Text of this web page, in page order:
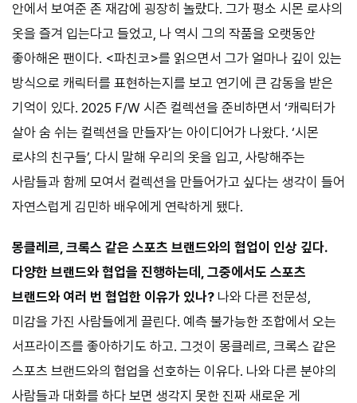
안에서 보여준 존 재감에 굉장히 놀랐다. 그가 평소 시몬 로샤의
옷을 즐겨 입는다고 들었고, 나 역시 그의 작품을 오랫동안
좋아해온 팬이다. <파친코>를 읽으면서 그가 얼마나 깊이 있는
방식으로 캐릭터를 표현하는지를 보고 연기에 큰 감동을 받은
기억이 있다. 2025 F/W 시즌 컬렉션을 준비하면서 ‘캐릭터가
살아 숨 쉬는 컬렉션을 만들자’는 아이디어가 나왔다. ‘시몬
로샤의 친구들’, 다시 말해 우리의 옷을 입고, 사랑해주는
사람들과 함께 모여서 컬렉션을 만들어가고 싶다는 생각이 들어
자연스럽게 김민하 배우에게 연락하게 됐다.
몽클레르, 크록스 같은 스포츠 브랜드와의 협업이 인상 깊다.
다양한 브랜드와 협업을 진행하는데, 그중에서도 스포츠
브랜드와 여러 번 협업한 이유가 있나? 나와 다른 전문성,
미감을 가진 사람들에게 끌린다. 예측 불가능한 조합에서 오는
서프라이즈를 좋아하기도 하고. 그것이 몽클레르, 크록스 같은
스포츠 브랜드와의 협업을 선호하는 이유다. 나와 다른 분야의
사람들과 대화를 하다 보면 생각지 못한 진짜 새로운 게